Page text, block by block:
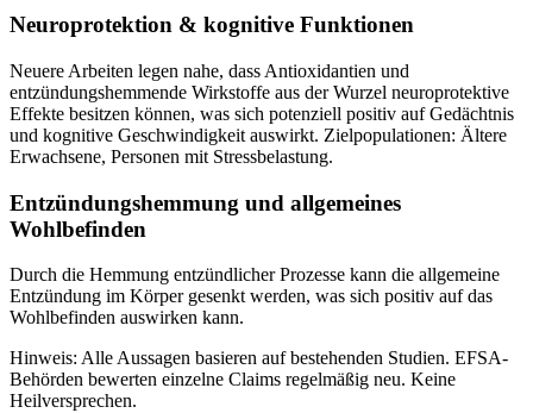
Neuroprotektion & kognitive Funktionen
Neuere Arbeiten legen nahe, dass Antioxidantien und
entzündungshemmende Wirkstoffe aus der Wurzel neuroprotektive
Effekte besitzen können, was sich potenziell positiv auf Gedächtnis
und kognitive Geschwindigkeit auswirkt. Zielpopulationen: Ältere
Erwachsene, Personen mit Stressbelastung.
Entzündungshemmung und allgemeines
Wohlbefinden
Durch die Hemmung entzündlicher Prozesse kann die allgemeine
Entzündung im Körper gesenkt werden, was sich positiv auf das
Wohlbefinden auswirken kann.
Hinweis: Alle Aussagen basieren auf bestehenden Studien. EFSA-
Behörden bewerten einzelne Claims regelmäßig neu. Keine
Heilversprechen.